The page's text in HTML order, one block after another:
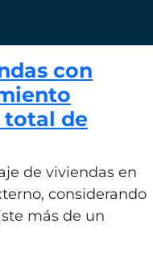
con
total de
de viviendas en
considerando
más de un